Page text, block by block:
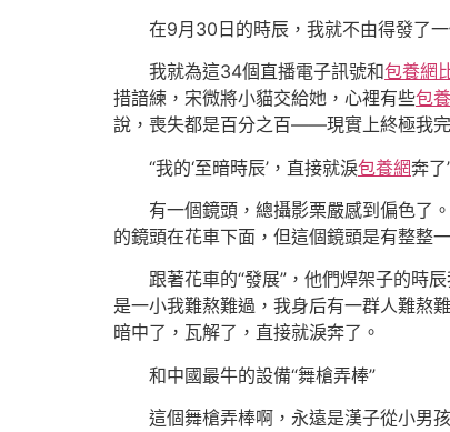
在9月30日的時辰，我就不由得發了一
我就為這34個直播電子訊號和包養網
措諳練，宋微將小貓交給她，心裡有些包養
說，喪失都是百分之百——現實上終極我
“我的‘至暗時辰’，直接就淚包養網奔了
有一個鏡頭，總攝影栗嚴感到偏色了
的鏡頭在花車下面，但這個鏡頭是有整整
跟著花車的“發展”，他們焊架子的時辰
是一小我難熬難過，我身后有一群人難熬
暗中了，瓦解了，直接就淚奔了。
和中國最牛的設備“舞槍弄棒”
這個舞槍弄棒啊，永遠是漢子從小男孩